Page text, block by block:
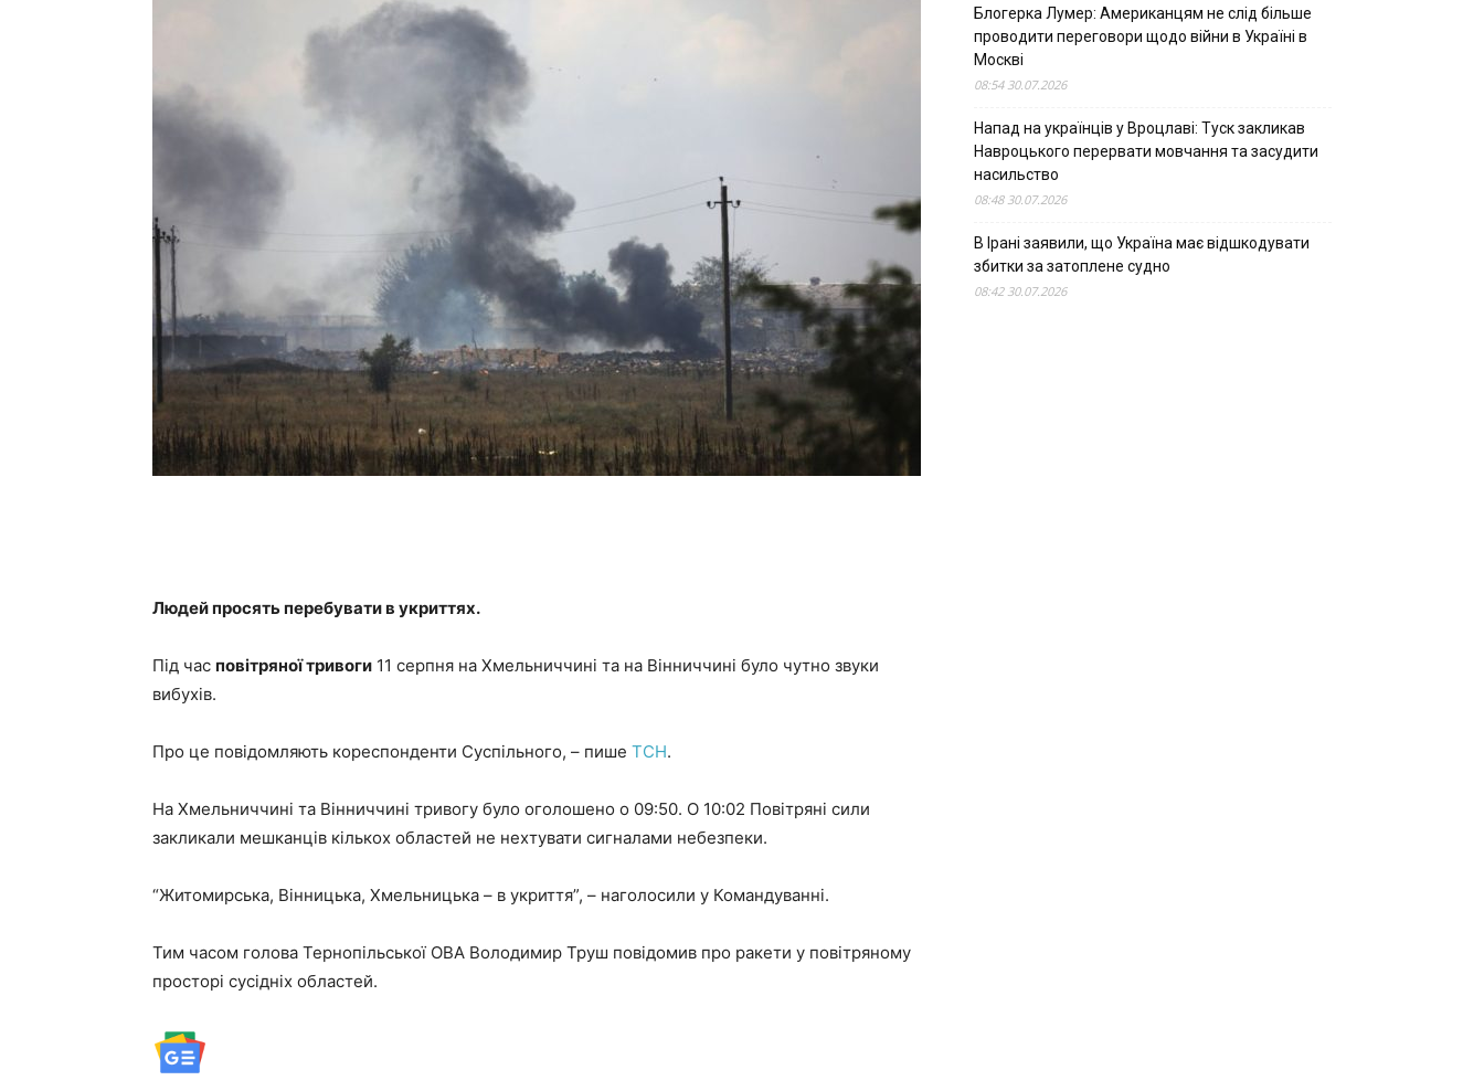
Людей просять перебувати в укриттях.
Під час повітряної тривоги 11 серпня на Хмельниччині та на Вінниччині було чутно звуки
вибухів.
Про це повідомляють кореспонденти Суспільного, – пише ТСН.
На Хмельниччині та Вінниччині тривогу було оголошено о 09:50. О 10:02 Повітряні сили
закликали мешканців кількох областей не нехтувати сигналами небезпеки.
“Житомирська, Вінницька, Хмельницька – в укриття”, – наголосили у Командуванні.
Тим часом голова Тернопільської ОВА Володимир Труш повідомив про ракети у повітряному
просторі сусідніх областей.
Блогерка Лумер: Американцям не слід більше
проводити переговори щодо війни в Україні в
Москві
08:54 30.07.2026
Напад на українців у Вроцлаві: Туск закликав
Навроцького перервати мовчання та засудити
насильство
08:48 30.07.2026
В Ірані заявили, що Україна має відшкодувати
збитки за затоплене судно
08:42 30.07.2026